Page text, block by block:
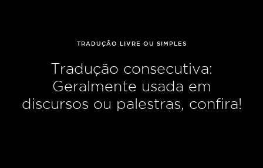
TRADUÇÃO LIVRE OU SIMPLES
Tradução consecutiva:
Geralmente usada em
discursos ou palestras, confira!